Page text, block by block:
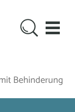
Behinderung